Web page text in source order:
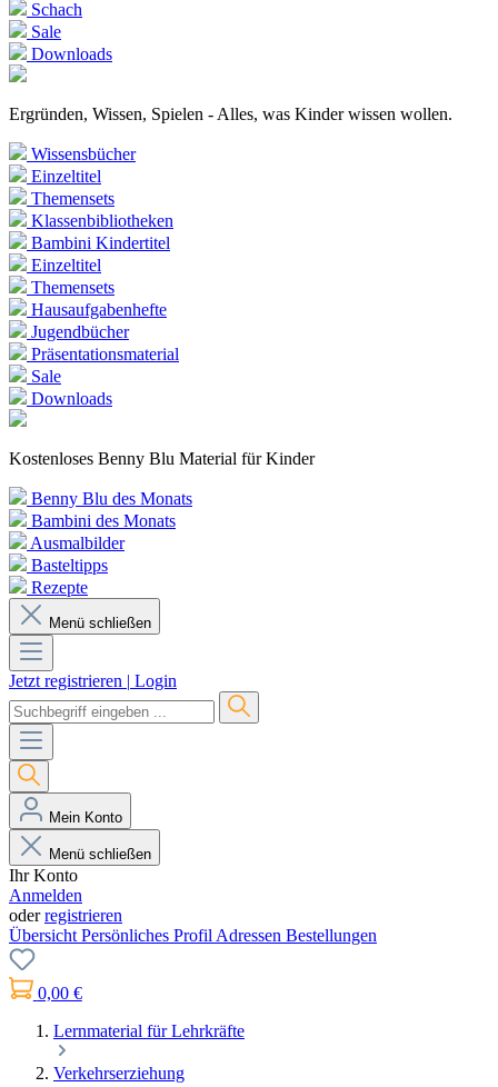
Schach
Sale
Downloads
Ergründen, Wissen, Spielen - Alles, was Kinder wissen wollen.
Wissensbücher
Einzeltitel
Themensets
Klassenbibliotheken
Bambini Kindertitel
Einzeltitel
Themensets
Hausaufgabenhefte
Jugendbücher
Präsentationsmaterial
Sale
Downloads
Kostenloses Benny Blu Material für Kinder
Benny Blu des Monats
Bambini des Monats
Ausmalbilder
Basteltipps
Rezepte
Menü schließen
Jetzt registrieren | Login
Mein Konto
Menü schließen
Ihr Konto
Anmelden
oderregistrieren
Übersicht Persönliches Profil Adressen Bestellungen
0,00 €
Lernmaterial für Lehrkräfte
Verkehrserziehung